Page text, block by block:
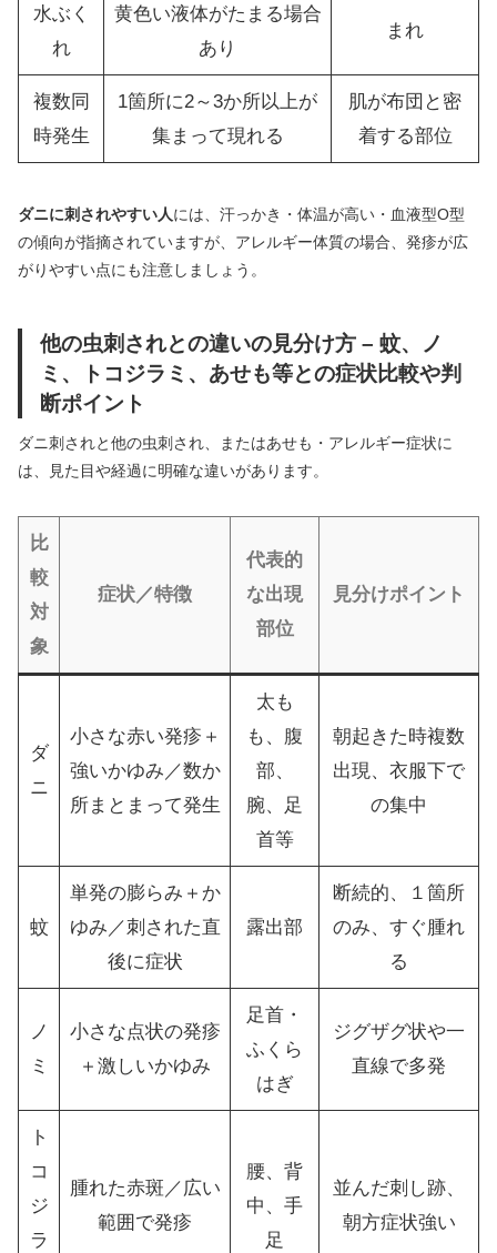
水ぶく
れ
黄色い液体がたまる場合
あり
まれ
複数同
時発生
1箇所に2～3か所以上が
集まって現れる
肌が布団と密
着する部位
ダニに刺されやすい人には、汗っかき・体温が高い・血液型O型
の傾向が指摘されていますが、アレルギー体質の場合、発疹が広
がりやすい点にも注意しましょう。
他の虫刺されとの違いの見分け方 – 蚊、ノ
ミ、トコジラミ、あせも等との症状比較や判
断ポイント
ダニ刺されと他の虫刺され、またはあせも・アレルギー症状に
は、見た目や経過に明確な違いがあります。
比
較
対
象
症状／特徴
代表的
な出現
部位
見分けポイント
ダ
ニ
小さな赤い発疹＋
強いかゆみ／数か
所まとまって発生
太も
も、腹
部、
腕、足
首等
朝起きた時複数
出現、衣服下で
の集中
蚊
単発の膨らみ＋か
ゆみ／刺された直
後に症状
露出部
断続的、１箇所
のみ、すぐ腫れ
る
ノ
ミ
小さな点状の発疹
＋激しいかゆみ
足首・
ふくら
はぎ
ジグザグ状や一
直線で多発
ト
コ
ジ
ラ
腫れた赤斑／広い
範囲で発疹
腰、背
中、手
足
並んだ刺し跡、
朝方症状強い